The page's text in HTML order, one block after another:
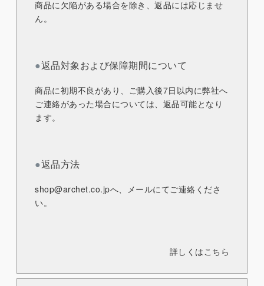
商品に欠陥がある場合を除き、返品には応じませ
ん。
●返品対象および保障期間について
商品に初期不良があり、ご購入後7日以内に弊社へ
ご連絡があった場合については、返品可能となり
ます。
●返品方法
shop@archet.co.jpへ、メールにてご連絡くださ
い。
詳しくはこちら